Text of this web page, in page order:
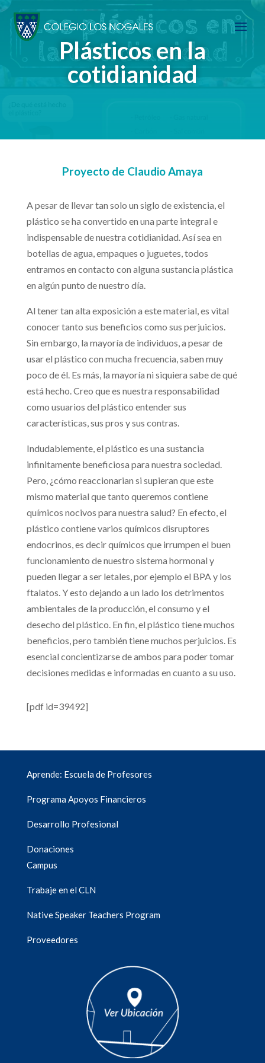
Plásticos en la
cotidianidad
Proyecto de Claudio Amaya
A pesar de llevar tan solo un siglo de existencia, el
plástico se ha convertido en una parte integral e
indispensable de nuestra cotidianidad. Así sea en
botellas de agua, empaques o juguetes, todos
entramos en contacto con alguna sustancia plástica
en algún punto de nuestro día.
Al tener tan alta exposición a este material, es vital
conocer tanto sus beneficios como sus perjuicios.
Sin embargo, la mayoría de individuos, a pesar de
usar el plástico con mucha frecuencia, saben muy
poco de él. Es más, la mayoría ni siquiera sabe de qué
está hecho. Creo que es nuestra responsabilidad
como usuarios del plástico entender sus
características, sus pros y sus contras.
Indudablemente, el plástico es una sustancia
infinitamente beneficiosa para nuestra sociedad.
Pero, ¿cómo reaccionarian si supieran que este
mismo material que tanto queremos contiene
químicos nocivos para nuestra salud? En efecto, el
plástico contiene varios químicos disruptores
endocrinos, es decir químicos que irrumpen el buen
funcionamiento de nuestro sistema hormonal y
pueden llegar a ser letales, por ejemplo el BPA y los
ftalatos. Y esto dejando a un lado los detrimentos
ambientales de la producción, el consumo y el
desecho del plástico. En fin, el plástico tiene muchos
beneficios, pero también tiene muchos perjuicios. Es
esencial concientizarse de ambos para poder tomar
decisiones medidas e informadas en cuanto a su uso.
[pdf id=39492]
Aprende: Escuela de Profesores
Programa Apoyos Financieros
Desarrollo Profesional
Donaciones
Campus
Trabaje en el CLN
Native Speaker Teachers Program
Proveedores